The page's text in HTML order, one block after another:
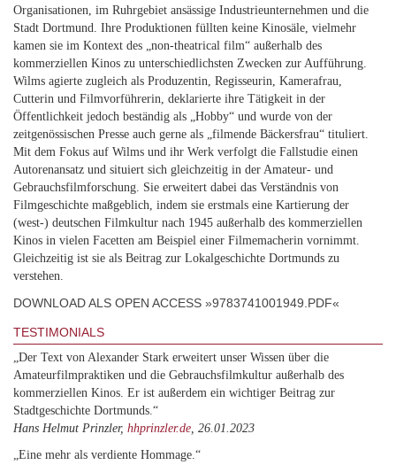
Organisationen, im Ruhrgebiet ansässige Industrieunternehmen und die
Stadt Dortmund. Ihre Produktionen füllten keine Kinosäle, vielmehr
kamen sie im Kontext des „non-theatrical film“ außerhalb des
kommerziellen Kinos zu unterschiedlichsten Zwecken zur Aufführung.
Wilms agierte zugleich als Produzentin, Regisseurin, Kamerafrau,
Cutterin und Filmvorführerin, deklarierte ihre Tätigkeit in der
Öffentlichkeit jedoch beständig als „Hobby“ und wurde von der
zeitgenössischen Presse auch gerne als „filmende Bäckersfrau“ tituliert.
Mit dem Fokus auf Wilms und ihr Werk verfolgt die Fallstudie einen
Autorenansatz und situiert sich gleichzeitig in der Amateur- und
Gebrauchsfilmforschung. Sie erweitert dabei das Verständnis von
Filmgeschichte maßgeblich, indem sie erstmals eine Kartierung der
(west-) deutschen Filmkultur nach 1945 außerhalb des kommerziellen
Kinos in vielen Facetten am Beispiel einer Filmemacherin vornimmt.
Gleichzeitig ist sie als Beitrag zur Lokalgeschichte Dortmunds zu
verstehen.
DOWNLOAD ALS OPEN ACCESS »9783741001949.PDF«
TESTIMONIALS
„Der Text von Alexander Stark erweitert unser Wissen über die
Amateurfilmpraktiken und die Gebrauchsfilmkultur außerhalb des
kommerziellen Kinos. Er ist außerdem ein wichtiger Beitrag zur
Stadtgeschichte Dortmunds.“
Hans Helmut Prinzler, hhprinzler.de, 26.01.2023
„Eine mehr als verdiente Hommage.“